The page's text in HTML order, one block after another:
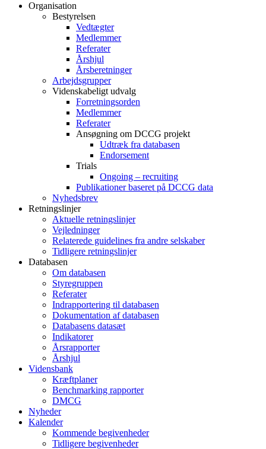
Organisation
Bestyrelsen
Vedtægter
Medlemmer
Referater
Årshjul
Årsberetninger
Arbejdsgrupper
Videnskabeligt udvalg
Forretningsorden
Medlemmer
Referater
Ansøgning om DCCG projekt
Udtræk fra databasen
Endorsement
Trials
Ongoing – recruiting
Publikationer baseret på DCCG data
Nyhedsbrev
Retningslinjer
Aktuelle retningslinjer
Vejledninger
Relaterede guidelines fra andre selskaber
Tidligere retningslinjer
Databasen
Om databasen
Styregruppen
Referater
Indrapportering til databasen
Dokumentation af databasen
Databasens datasæt
Indikatorer
Årsrapporter
Årshjul
Vidensbank
Kræftplaner
Benchmarking rapporter
DMCG
Nyheder
Kalender
Kommende begivenheder
Tidligere begivenheder